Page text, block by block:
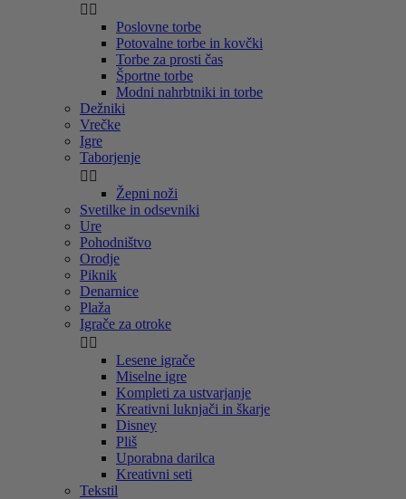
 
Poslovne torbe
Potovalne torbe in kovčki
Torbe za prosti čas
Športne torbe
Modni nahrbtniki in torbe
Dežniki
Vrečke
Igre
Taborjenje
 
Žepni noži
Svetilke in odsevniki
Ure
Pohodništvo
Orodje
Piknik
Denarnice
Plaža
Igrače za otroke
 
Lesene igrače
Miselne igre
Kompleti za ustvarjanje
Kreativni luknjači in škarje
Disney
Pliš
Uporabna darilca
Kreativni seti
Tekstil